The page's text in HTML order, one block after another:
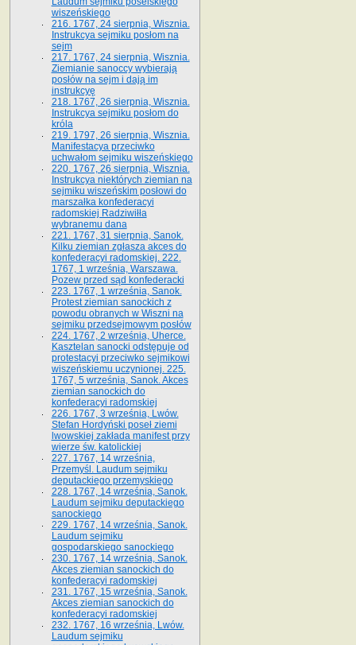
wiszeńskiego
216. 1767, 24 sierpnia, Wisznia.
Instrukcya sejmiku posłom na
sejm
217. 1767, 24 sierpnia, Wisznia.
Ziemianie sanoccy wybierają
posłów na sejm i dają im
instrukcyę
218. 1767, 26 sierpnia, Wisznia.
Instrukcya sejmiku posłom do
króla
219. 1797, 26 sierpnia, Wisznia.
Manifestacya przeciwko
uchwałom sejmiku wiszeńskiego
220. 1767, 26 sierpnia, Wisznia.
Instrukcya niektórych ziemian na
sejmiku wiszeńskim posłowi do
marszałka konfe­deracyi
radomskiej Radziwiłła
wybranemu dana
221. 1767, 31 sierpnia, Sanok.
Kilku ziemian zgłasza akces do
konfederacyi radomskiej. 222.
1767, 1 września, Warszawa.
Pozew przed sąd konfederacki
223. 1767, 1 września, Sanok.
Protest ziemian sanockich z
powodu obranych w Wiszni na
sejmiku przedsejmo­wym posłów
224. 1767, 2 września, Uherce.
Kasztelan sanocki odstępuje od
protestacyi przeciwko sejmikowi
wiszeńskiemu uczynionej. 225.
1767, 5 września, Sanok. Akces
ziemian sanockich do
konfederacyi radomskiej
226. 1767, 3 września, Lwów.
Stefan Hordyński poseł ziemi
lwowskiej zakłada manifest przy
wierze św. ka­tolickiej
227. 1767, 14 września,
Przemyśl. Laudum sejmiku
deputackiego przemyskiego
228. 1767, 14 września, Sanok.
Laudum sejmiku deputackiego
sanockiego
229. 1767, 14 września, Sanok.
Laudum sejmiku
gospodarskiego sanockiego
230. 1767, 14 września, Sanok.
Akces ziemian sanockich do
konfederacyi radomskiej
231. 1767, 15 września, Sanok.
Akces ziemian sanockich do
konfederacyi radomskiej
232. 1767, 16 września, Lwów.
Laudum sejmiku